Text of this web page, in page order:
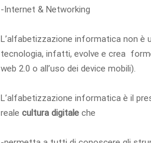
-Internet & Networking
L’alfabetizzazione informatica non è
tecnologia, infatti, evolve e crea
web 2.0 o all’uso dei device mobili).
L’alfabetizzazione informatica è il
reale cultura digitale che